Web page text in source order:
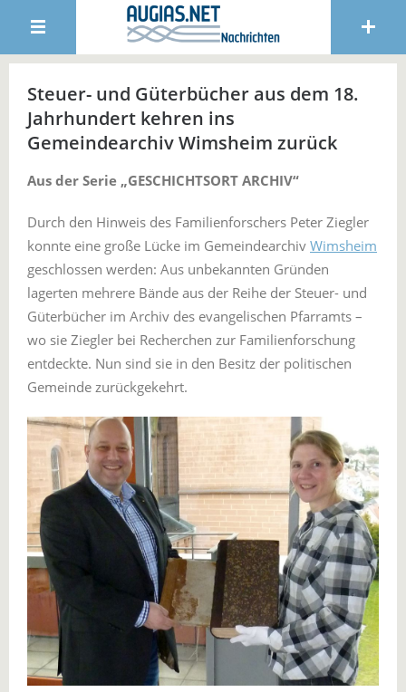
Steuer- und Güterbücher aus dem 18.
Jahrhundert kehren ins
Gemeindearchiv Wimsheim zurück
Aus der Serie „GESCHICHTSORT ARCHIV“
Durch den Hinweis des Familienforschers Peter Ziegler
konnte eine große Lücke im Gemeindearchiv Wimsheim
geschlossen werden: Aus unbekannten Gründen
lagerten mehrere Bände aus der Reihe der Steuer- und
Güterbücher im Archiv des evangelischen Pfarramts –
wo sie Ziegler bei Recherchen zur Familienforschung
entdeckte. Nun sind sie in den Besitz der politischen
Gemeinde zurückgekehrt.